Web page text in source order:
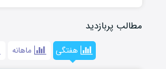
مطالب پربازدید
هفتگی ماهانه